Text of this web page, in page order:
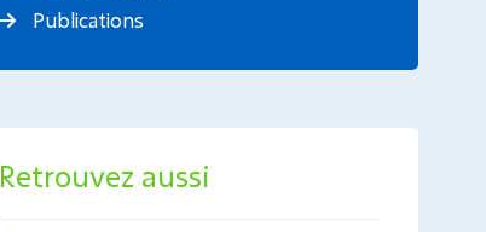
Publications
Retrouvez aussi